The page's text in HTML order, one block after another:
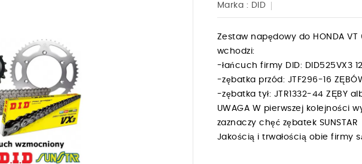
Marka : DID
Zestaw napędowy do HONDA VT
wchodzi:
-łańcuch firmy DID: DID525VX3
-zębatka przód: JTF296-16
-zębatka tył: JTR1332-44 ZĘBY
UWAGA W pierwszej kolejności
zaznaczy chęć zębatek SUNSTAR
Jakością i trwałością obie